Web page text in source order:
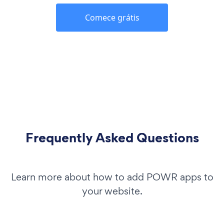
Comece grátis
Frequently Asked Questions
Learn more about how to add POWR apps to
your website.